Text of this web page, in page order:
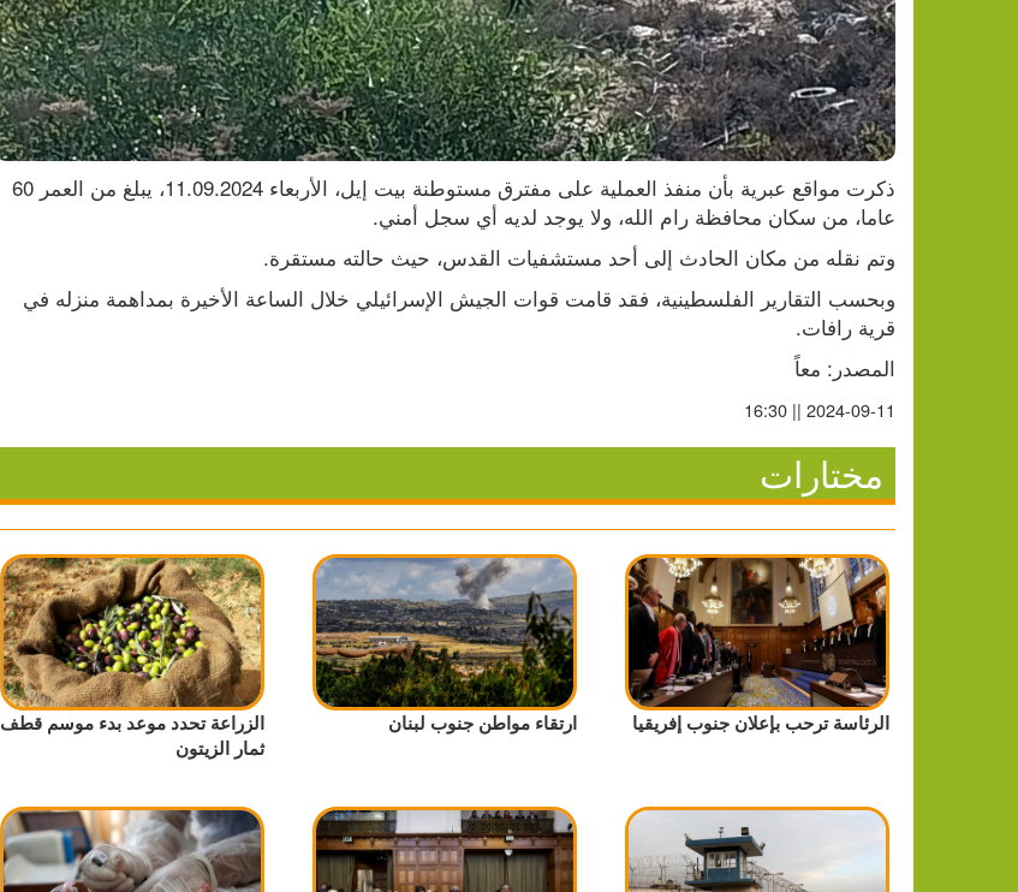
عاما، من سكان محافظة رام الله، ولا يوجد لديه أي سجل أمني.
وتم نقله من مكان الحادث إلى أحد مستشفيات القدس، حيث حالته مستقرة.
قرية رافات.
المصدر: معاً
2024-09-11 || 16:30
مختارات
الرئاسة ترحب بإعلان جنوب إفريقيا ارتقاء مواطن جنوب لبنان
الزراعة تحدد موعد بدء موسم قطف
ثمار الزيتون